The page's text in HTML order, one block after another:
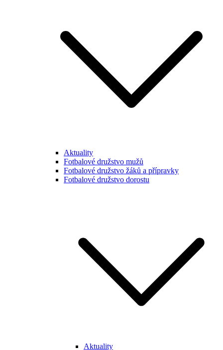
Aktuality
Fotbalové družstvo mužů
Fotbalové družstvo žáků a přípravky
Fotbalové družstvo dorostu
Aktuality